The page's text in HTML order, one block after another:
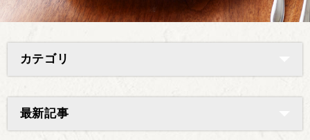
カテゴリ
最新記事